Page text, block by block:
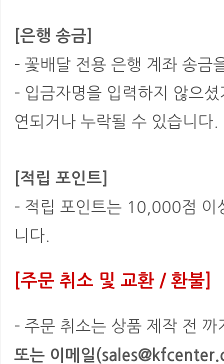
[은행 송금]
- 꽃배달 전용 은행 계좌 송금
- 입금자명을 입력하지 않으
연되거나 누락될 수 있습니다.
[적립 포인트]
- 적립 포인트는 10,000점 이
니다.
[주문 취소 및 교환 / 환불]
- 주문 취소는 상품 제작 전
또는 이메일